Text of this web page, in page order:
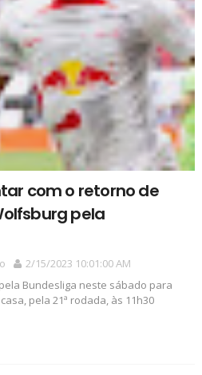
com o retorno de
pela
2/15/2023 10:01:00 AM
Bundesliga neste sábado para
pela 21ª rodada, às 11h30